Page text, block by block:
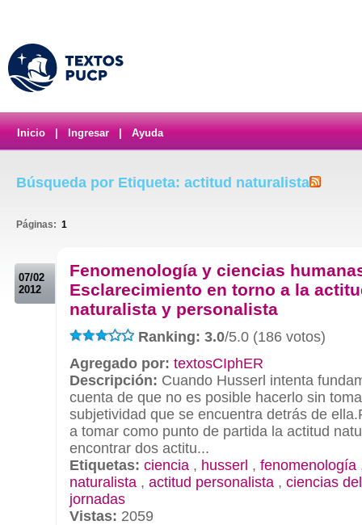
Inicio Ingresar Ayuda
Búsqueda por Etiqueta: actitud naturalista
Páginas: 1
07/02
2012
Fenomenología y ciencias
Esclarecimiento en torno a la
naturalista y personalista
Ranking: 3.0/5.0 (186 votos)
Agregado por: textosCIphER
Descripción: Cuando Husserl intenta
cuenta de que no es posible hacerlo sin
subjetividad que se encuentra detrás de
a tomar como punto de partida la actitud
encontrar dos actitu...
Etiquetas: ciencia , husserl , fenomenología
naturalista , actitud personalista , ciencias
jornadas
Vistas: 2059